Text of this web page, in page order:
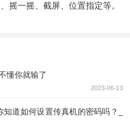
摇一摇、截屏、位置指定等。
懂你就输了
2023-06-13
道如何设置传真机的密码吗？_